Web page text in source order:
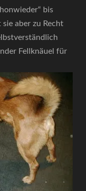
bis
sie aber zu Recht
Fellknäuel für